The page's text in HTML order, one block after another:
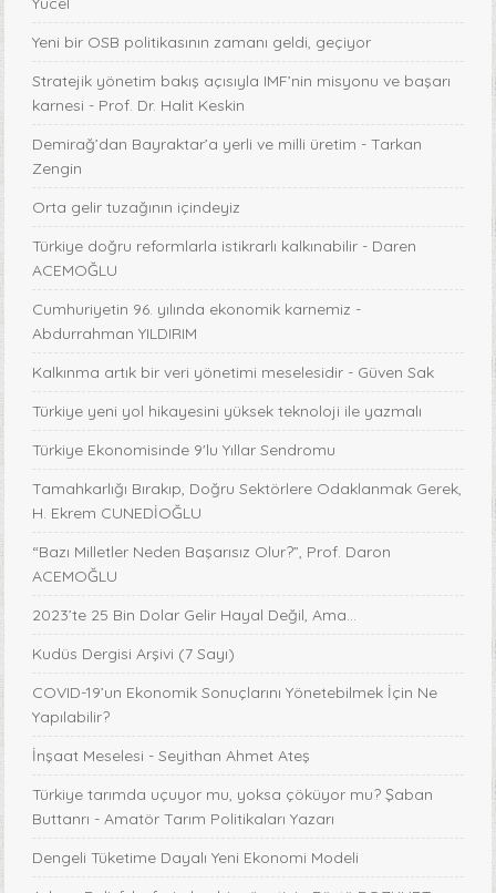
Yeni bir OSB politikasının zamanı geldi, geçiyor
Stratejik yönetim bakış açısıyla IMF’nin misyonu ve başarı
karnesi - Prof. Dr. Halit Keskin
Demirağ’dan Bayraktar’a yerli ve milli üretim - Tarkan
Zengin
Orta gelir tuzağının içindeyiz
Türkiye doğru reformlarla istikrarlı kalkınabilir - Daren
ACEMOĞLU
Cumhuriyetin 96. yılında ekonomik karnemiz -
Abdurrahman YILDIRIM
Kalkınma artık bir veri yönetimi meselesidir - Güven Sak
Türkiye yeni yol hikayesini yüksek teknoloji ile yazmalı
Türkiye Ekonomisinde 9'lu Yıllar Sendromu
Tamahkarlığı Bırakıp, Doğru Sektörlere Odaklanmak Gerek,
H. Ekrem CUNEDİOĞLU
“Bazı Milletler Neden Başarısız Olur?”, Prof. Daron
ACEMOĞLU
2023’te 25 Bin Dolar Gelir Hayal Değil, Ama…
Kudüs Dergisi Arşivi (7 Sayı)
COVID-19’un Ekonomik Sonuçlarını Yönetebilmek İçin Ne
Yapılabilir?
İnşaat Meselesi - Seyithan Ahmet Ateş
Türkiye tarımda uçuyor mu, yoksa çöküyor mu? Şaban
Buttanrı - Amatör Tarım Politikaları Yazarı
Dengeli Tüketime Dayalı Yeni Ekonomi Modeli